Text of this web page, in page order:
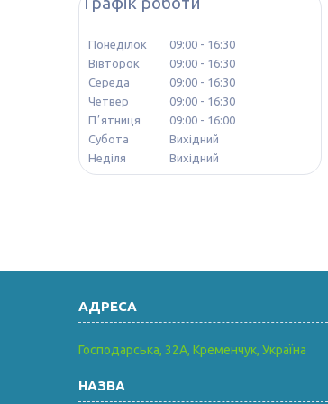
Понеділок 09:00
16:30
Вівторок
09:00
16:30
Середа
09:00
16:30
Четвер
09:00
16:30
Пʼятниця
09:00
16:00
Субота
Вихідний
Неділя
Вихідний
Господарська, 32А, Кременчук, Україна